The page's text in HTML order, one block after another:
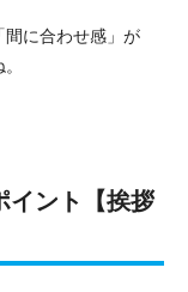
間に合わせ感」が
イント【挨拶